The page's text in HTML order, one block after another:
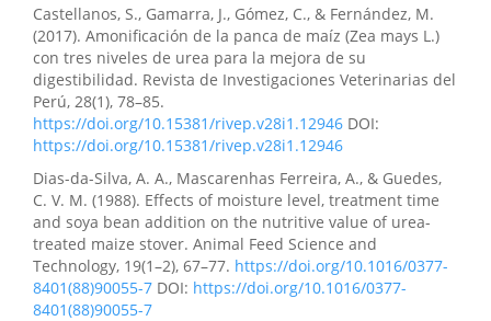
Castellanos, S., Gamarra, J., Gómez, C., & Fernández, M.
(2017). Amonificación de la panca de maíz (Zea mays L.)
con tres niveles de urea para la mejora de su
digestibilidad. Revista de Investigaciones Veterinarias del
Perú, 28(1), 78–85.
https://doi.org/10.15381/rivep.v28i1.12946 DOI:
https://doi.org/10.15381/rivep.v28i1.12946
Dias-da-Silva, A. A., Mascarenhas Ferreira, A., & Guedes,
C. V. M. (1988). Effects of moisture level, treatment time
and soya bean addition on the nutritive value of urea-
treated maize stover. Animal Feed Science and
Technology, 19(1–2), 67–77. https://doi.org/10.1016/0377-
8401(88)90055-7 DOI: https://doi.org/10.1016/0377-
8401(88)90055-7